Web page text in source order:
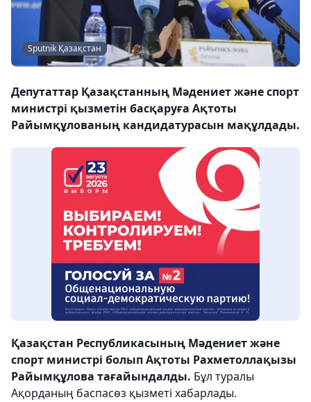
Sputnik Қазақстан
Депутаттар Қазақстанның Мәдениет және спорт
министрі қызметін басқаруға Ақтоты
Райымқұлованың кандидатурасын мақұлдады.
Қазақстан Республикасының Мәдениет және
спорт министрі болып Ақтоты Рахметоллақызы
Райымқұлова тағайындалды. Бұл туралы
Ақорданың баспасөз қызметі хабарлады.